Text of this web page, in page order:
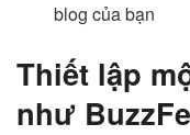
blog của bạn
Thiết lập
như